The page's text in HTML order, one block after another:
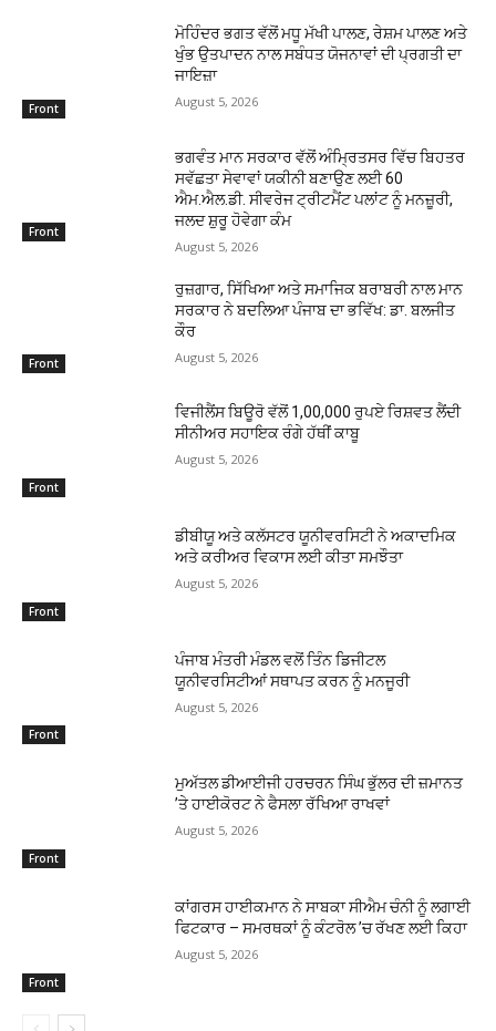
Front
ਮੋਹਿੰਦਰ ਭਗਤ ਵੱਲੋਂ ਮਧੂ ਮੱਖੀ ਪਾਲਣ, ਰੇਸ਼ਮ ਪਾਲਣ ਅਤੇ
ਖੁੰਭ ਉਤਪਾਦਨ ਨਾਲ ਸਬੰਧਤ ਯੋਜਨਾਵਾਂ ਦੀ ਪ੍ਰਗਤੀ ਦਾ
ਜਾਇਜ਼ਾ
August 5, 2026
Front
ਭਗਵੰਤ ਮਾਨ ਸਰਕਾਰ ਵੱਲੋਂ ਅੰਮ੍ਰਿਤਸਰ ਵਿੱਚ ਬਿਹਤਰ
ਸਵੱਛਤਾ ਸੇਵਾਵਾਂ ਯਕੀਨੀ ਬਣਾਉਣ ਲਈ 60
ਐਮ.ਐਲ.ਡੀ. ਸੀਵਰੇਜ ਟ੍ਰੀਟਮੈਂਟ ਪਲਾਂਟ ਨੂੰ ਮਨਜ਼ੂਰੀ,
ਜਲਦ ਸ਼ੁਰੂ ਹੋਵੇਗਾ ਕੰਮ
August 5, 2026
Front
ਰੁਜ਼ਗਾਰ, ਸਿੱਖਿਆ ਅਤੇ ਸਮਾਜਿਕ ਬਰਾਬਰੀ ਨਾਲ ਮਾਨ
ਸਰਕਾਰ ਨੇ ਬਦਲਿਆ ਪੰਜਾਬ ਦਾ ਭਵਿੱਖ: ਡਾ. ਬਲਜੀਤ
ਕੌਰ
August 5, 2026
Front
ਵਿਜੀਲੈਂਸ ਬਿਊਰੋ ਵੱਲੋਂ 1,00,000 ਰੁਪਏ ਰਿਸ਼ਵਤ ਲੈਂਦੀ
ਸੀਨੀਅਰ ਸਹਾਇਕ ਰੰਗੇ ਹੱਥੀਂ ਕਾਬੂ
August 5, 2026
Front
ਡੀਬੀਯੂ ਅਤੇ ਕਲੱਸਟਰ ਯੂਨੀਵਰਸਿਟੀ ਨੇ ਅਕਾਦਮਿਕ
ਅਤੇ ਕਰੀਅਰ ਵਿਕਾਸ ਲਈ ਕੀਤਾ ਸਮਝੌਤਾ
August 5, 2026
Front
ਪੰਜਾਬ ਮੰਤਰੀ ਮੰਡਲ ਵਲੋਂ ਤਿੰਨ ਡਿਜੀਟਲ
ਯੂਨੀਵਰਸਿਟੀਆਂ ਸਥਾਪਤ ਕਰਨ ਨੂੰ ਮਨਜੂਰੀ
August 5, 2026
Front
ਮੁਅੱਤਲ ਡੀਆਈਜੀ ਹਰਚਰਨ ਸਿੰਘ ਭੁੱਲਰ ਦੀ ਜ਼ਮਾਨਤ
’ਤੇ ਹਾਈਕੋਰਟ ਨੇ ਫੈਸਲਾ ਰੱਖਿਆ ਰਾਖਵਾਂ
August 5, 2026
Front
ਕਾਂਗਰਸ ਹਾਈਕਮਾਨ ਨੇ ਸਾਬਕਾ ਸੀਐਮ ਚੰਨੀ ਨੂੰ ਲਗਾਈ
ਫਿਟਕਾਰ – ਸਮਰਥਕਾਂ ਨੂੰ ਕੰਟਰੋਲ ’ਚ ਰੱਖਣ ਲਈ ਕਿਹਾ
August 5, 2026